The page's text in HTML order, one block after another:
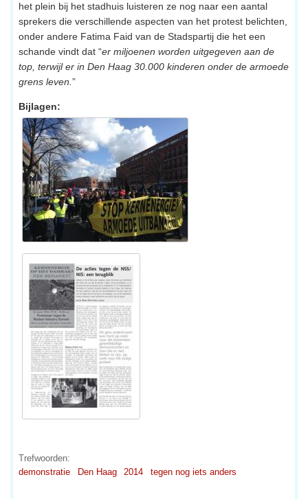
het plein bij het stadhuis luisteren ze nog naar een aantal
sprekers die verschillende aspecten van het protest belichten,
onder andere Fatima Faid van de Stadspartij die het een
schande vindt dat “er miljoenen worden uitgegeven aan de
top, terwijl er in Den Haag 30.000 kinderen onder de armoede
grens leven.”
Bijlagen:
Trefwoorden:
demonstratie
Den Haag 2014 tegen nog iets anders